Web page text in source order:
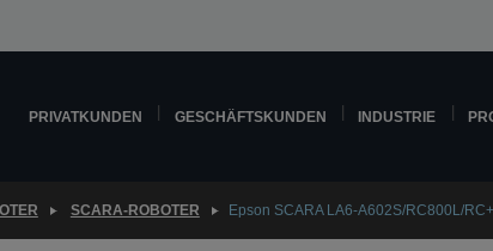
PRIVATKUNDEN GESCHÄFTSKUNDEN INDUSTRIE
SCARA-ROBOTER Epson SCARA LA6-A602S/RC800L/